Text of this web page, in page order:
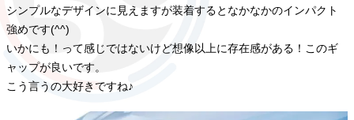
シンプルなデザインに見えますが装着するとなかなかのインパクト
強めです(^^)
いかにも！って感じではないけど想像以上に存在感がある！このギ
ャップが良いです。
こう言うの大好きですね♪